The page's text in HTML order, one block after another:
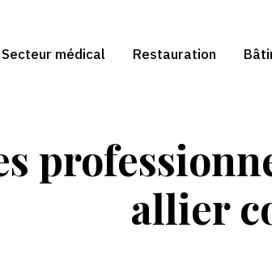
Secteur médical Restauration
allier